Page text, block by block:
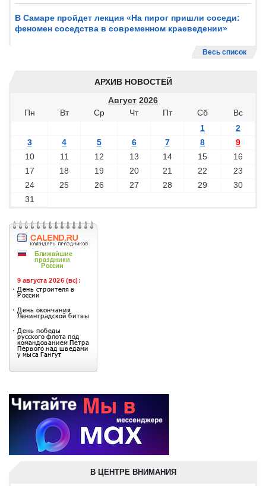
В Самаре пройдет лекция «На пирог пришли соседи:
феномен соседства в современном краеведении»
Весь список
АРХИВ НОВОСТЕЙ
Август 2026
Пн
Вт Ср Чт Пт Сб
Вс
1
2
3
4 5 6 7 8
9
10
11 12 13 14 15
16
17
18 19 20 21 22
23
24
25 26 27 28 29
30
31
В ЦЕНТРЕ ВНИМАНИЯ